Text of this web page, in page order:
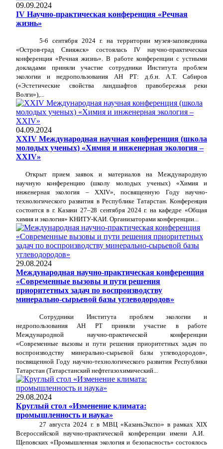
09.09.2024
IV Научно-практическая конференция «Речная
жизнь»
5-6 сентября 2024 г. на территории музея-заповедника
«Остров-град Свияжск» состоялась IV научно-практическая
конференция «Речная жизнь». В работе конференции с устными
докладами приняли участие сотрудники Института проблем
экологии и недропользования АН РТ: д.б.н. А.Т. Сабиров
(«Эстетические свойства ландшафтов правобережья реки
Волги»),...
04.09.2024
XXIV Международная научная конференция (школа
молодых ученых) «Химия и инженерная экология –
XXIV»
Открыт прием заявок и материалов на Международную
научную конференцию (школу молодых ученых) «Химия и
инженерная экология – XXIV», посвященную Году научно-
технологического развития в Республике Татарстан.Конференция
состоится в г. Казани 27–28 сентября 2024 г. на кафедре «Общая
химия и экология» КНИТУ-КАИ. Организаторами конференции...
29.08.2024
Международная научно-практическая конференция
«Современные вызовы и пути решения
приоритетных задач по воспроизводству
минерально-сырьевой базы углеводородов»
Сотрудники Института проблем экологии и
недропользования АН РТ приняли участие в работе
Международной научно-практической конференции
«Современные вызовы и пути решения приоритетных задач по
воспроизводству минерально-сырьевой базы углеводородов»,
посвященной Году научно-технологического развития Республики
Татарстан (Татарстанский нефтегазохимический...
29.08.2024
Круглый стол «Изменение климата:
промышленность и наука»
27 августа 2024 г. в МВЦ «КазаньЭкспо» в рамках XIX
Всероссийской научно-практической конференции имени А.И.
Щеповских «Промышленная экология и безопасность» состоялось